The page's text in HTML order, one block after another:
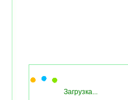
Загрузка...